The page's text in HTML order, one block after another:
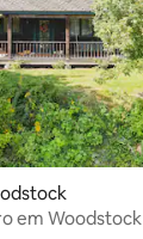
em Woodstock